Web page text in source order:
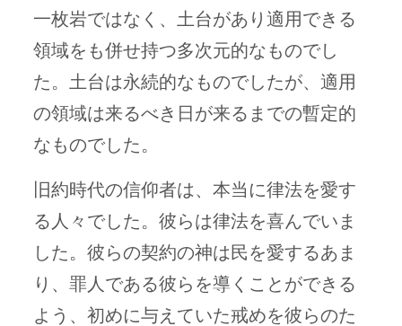
一枚岩ではなく、土台があり適用できる
領域をも併せ持つ多次元的なものでし
た。土台は永続的なものでしたが、適用
の領域は来るべき日が来るまでの暫定的
なものでした。
旧約時代の信仰者は、本当に律法を愛す
る人々でした。彼らは律法を喜んでいま
した。彼らの契約の神は民を愛するあま
り、罪人である彼らを導くことができる
よう、初めに与えていた戒めを彼らのた